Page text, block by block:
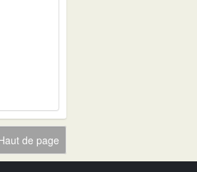
de page